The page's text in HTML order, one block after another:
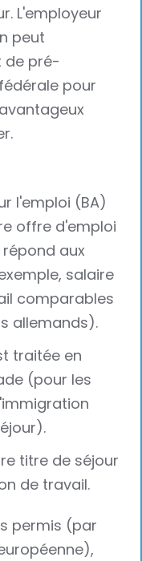
L'employeur
peut
de pré-
pour
l'emploi (BA)
offre d'emploi
aux
salaire
comparables
allemands).
traitée en
(pour les
titre de séjour
de travail.
permis (par